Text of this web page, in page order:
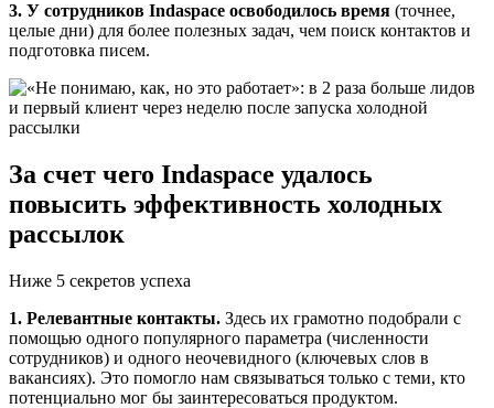
3. У сотрудников Indaspace освободилось время (точнее,
целые дни) для более полезных задач, чем поиск контактов и
подготовка писем.
За счет чего Indaspace удалось
повысить эффективность холодных
рассылок
Ниже 5 секретов успеха
1. Релевантные контакты. Здесь их грамотно подобрали с
помощью одного популярного параметра (численности
сотрудников) и одного неочевидного (ключевых слов в
вакансиях). Это помогло нам связываться только с теми, кто
потенциально мог бы заинтересоваться продуктом.